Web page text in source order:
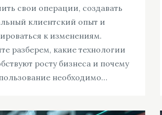
свои операции, создавать
клиентский опыт и
к изменениям.
разберем, какие технологии
росту бизнеса и почему
необходимо…